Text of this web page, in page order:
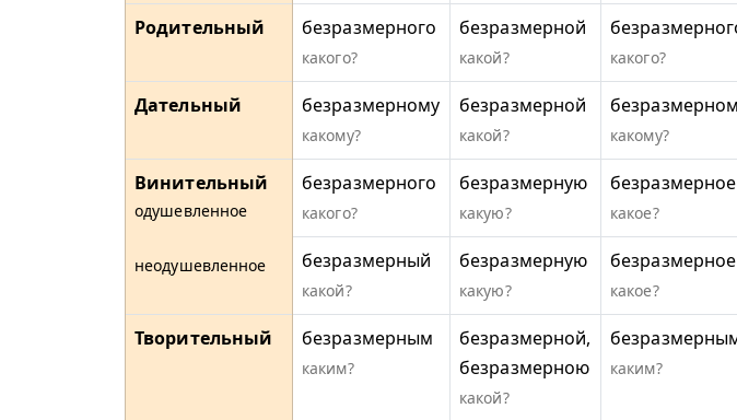
Родительный безразмерного
какого?
безразмерной
какой? какого?
Дательный безразмерному
какому?
безразмерной
какой? какому?
Винительный
одушевленное
неодушевленное
безразмерного
какого?
безразмерную
какую?
безразмерное
какое?
безразмерный
какой?
безразмерную
какую?
безразмерное
какое?
Творительный безразмерным
каким?
безразмерной,
безразмерною
какой?
каким?